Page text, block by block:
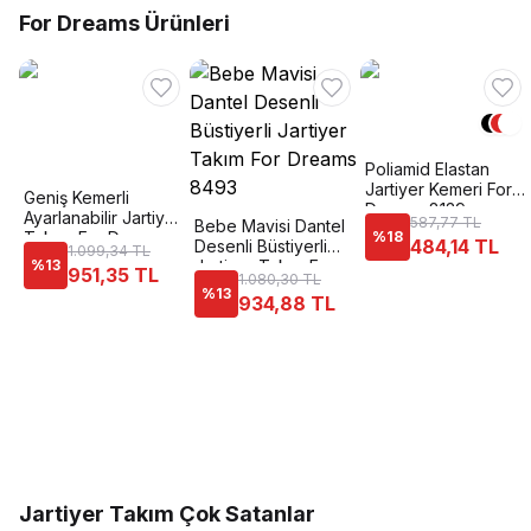
For Dreams Ürünleri
Geniş Kemerli
Ayarlanabilir Jartiyer
Takımı For Dreams
8350
%13
1.099,34 TL
951,35 TL
Bebe Mavisi Dantel
Desenli Büstiyerli
Jartiyer Takım For
Dreams 8493
%13
1.080,30 TL
934,88 TL
Poliamid Elastan
Jartiyer Kemeri For
Dreams 8139
%18
587,77 TL
484,14 TL
Jartiyer Takım Çok Satanlar